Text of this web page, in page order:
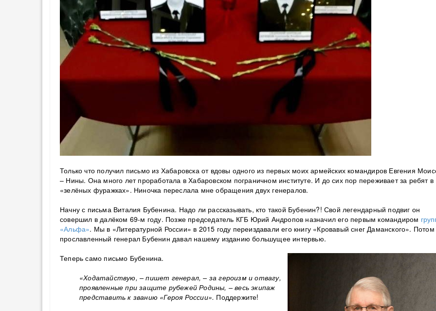
Только что получил письмо из Хабаровска от вдовы одного из первых моих армейских командиров Евгения
– Нины. Она много лет проработала в Хабаровском пограничном институте. И до сих пор переживает за ребят в
«зелёных фуражках». Ниночка переслала мне обращения двух генералов.
Начну с письма Виталия Бубенина. Надо ли рассказывать, кто такой Бубенин?! Свой легендарный подвиг он
совершил в далёком 69-м году. Позже председатель КГБ Юрий Андропов назначил его первым командиром
«Альфа». Мы в «Литературной России» в 2015 году переиздавали его книгу «Кровавый снег Даманского». Потом
прославленный генерал Бубенин давал нашему изданию большущее интервью.
Теперь само письмо Бубенина.
«Ходатайствую, – пишет генерал, – за героизм и отвагу,
проявленные при защите рубежей Родины, – весь экипаж
представить к званию «Героя России». Поддержите!